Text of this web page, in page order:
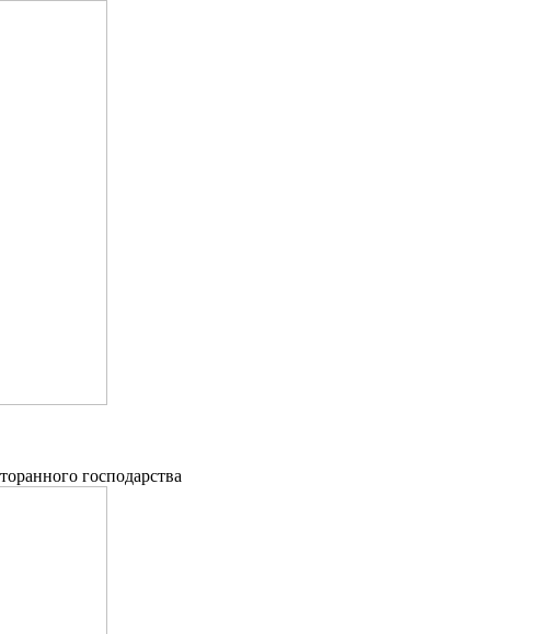
господарства